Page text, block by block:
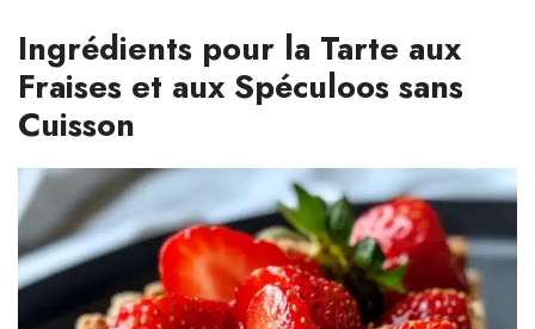
Ingrédients pour la Tarte aux
Fraises et aux Spéculoos sans
Cuisson